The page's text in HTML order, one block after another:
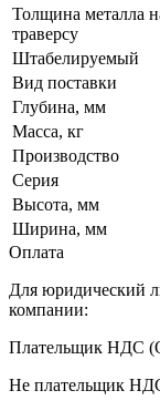
Толщина металла
траверсу
Штабелируемый
Вид поставки
Глубина, мм
Масса, кг
Производство
Серия
Высота, мм
Ширина, мм
Оплата
Для юридический
компании:
Плательщик НДС
Не плательщик